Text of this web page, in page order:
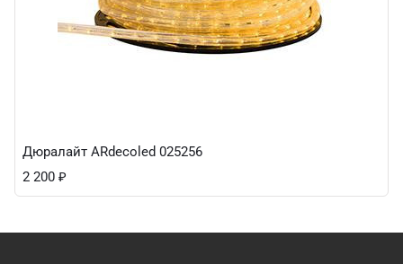
Дюралайт ARdecoled 025256
2 200 ₽